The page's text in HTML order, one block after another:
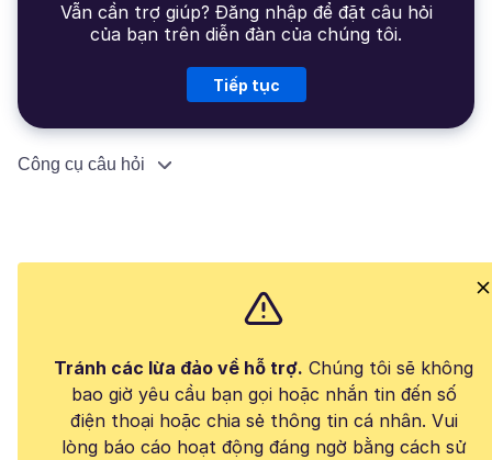
Vẫn cần trợ giúp? Đăng nhập để đặt câu hỏi
của bạn trên diễn đàn của chúng tôi.
Tiếp tục
Công cụ câu hỏi
Tránh các lừa đảo về hỗ trợ. Chúng tôi sẽ không
bao giờ yêu cầu bạn gọi hoặc nhắn tin đến số
điện thoại hoặc chia sẻ thông tin cá nhân. Vui
lòng báo cáo hoạt động đáng ngờ bằng cách sử